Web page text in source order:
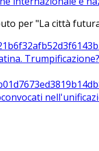
per "La città
Trumpificazione?